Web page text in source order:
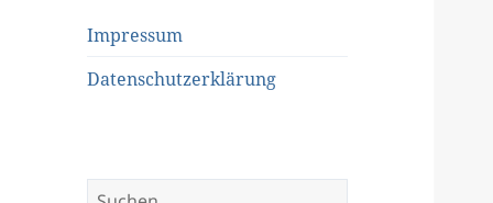
Impressum
Datenschutzerklärung
Suchen